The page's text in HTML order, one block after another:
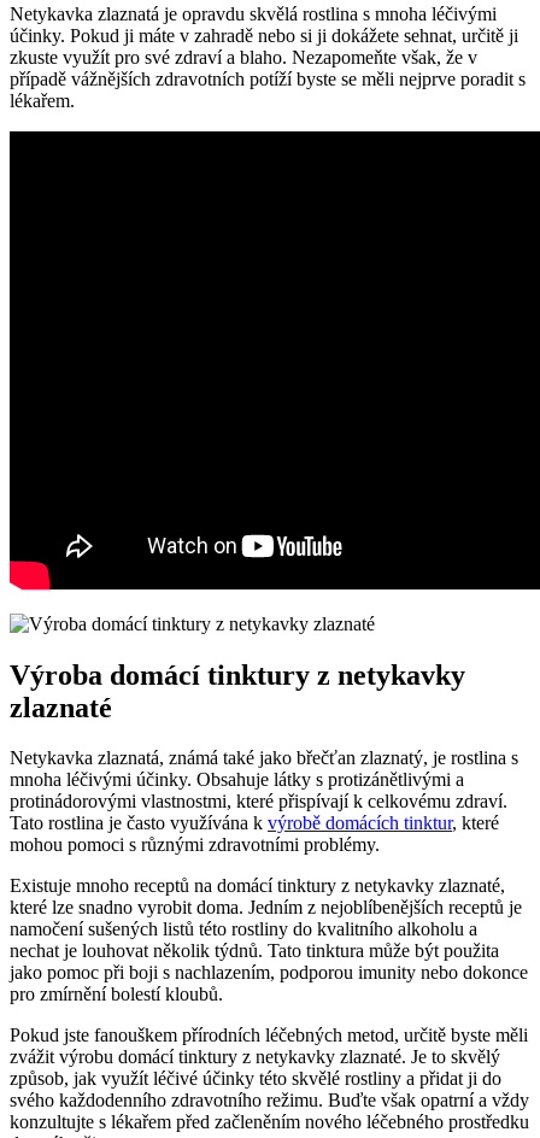
Netykavka zlaznatá je opravdu skvělá rostlina⁣ s‍ mnoha⁤ léčivými
⁤účinky. Pokud ji ‍máte v zahradě nebo si ji ​dokážete sehnat, určitě‌ ji
zkuste využít ⁤pro své zdraví a blaho. Nezapomeňte však, ⁤že v
případě vážnějších‌ zdravotních potíží byste se měli nejprve poradit s
⁤lékařem.
Výroba⁣ domácí tinktury⁢ z netykavky​
zlaznaté
Netykavka zlaznatá, známá‌ také jako⁢ břečťan‍ zlaznatý, je rostlina s
mnoha léčivými účinky.⁤ Obsahuje látky s protizánětlivými a
protinádorovými ‍vlastnostmi, které přispívají⁢ k celkovému zdraví.
Tato rostlina je často využívána k výrobě domácích tinktur, které
mohou pomoci s různými zdravotními problémy.
Existuje⁣ mnoho receptů na‌ domácí tinktury z⁤ netykavky zlaznaté,
které lze snadno ‍vyrobit doma. Jedním z nejoblíbenějších receptů je
namočení sušených ‌listů ‍této rostliny do kvalitního alkoholu a
nechat je louhovat několik⁤ týdnů. Tato tinktura může ⁢být použita
jako pomoc při boji s​ nachlazením, podporou imunity nebo​ dokonce
pro zmírnění ⁤bolestí kloubů.
Pokud⁢ jste ‌fanouškem přírodních léčebných⁢ metod, určitě⁣ byste měli‍
zvážit výrobu domácí⁣ tinktury z netykavky ‌zlaznaté. ⁤Je to ⁤skvělý
⁢způsob, jak využít⁢ léčivé účinky ‍této skvělé rostliny a přidat ji ⁣do​
svého ⁢každodenního zdravotního režimu. Buďte však​ opatrní ‌a ⁢vždy
konzultujte s lékařem před začleněním nového léčebného prostředku